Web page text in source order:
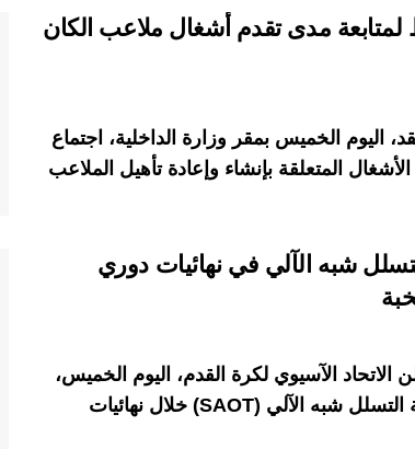
لمتابعة مدى تقدم أشغال ملاعب الكان
اليوم الخميس بمقر وزارة الداخلية، اجتماع
المتعلقة بإنشاء وإعادة تأهيل الملاعب
شبه الآلي في نهائيات دوري
الاتحاد الآسيوي لكرة القدم، اليوم الخميس،
اعتماد نظام تقنية التسلل شبه الآلي (SAOT) خلال نهائيات